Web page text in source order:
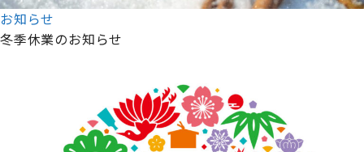
お知らせ
冬季休業のお知らせ